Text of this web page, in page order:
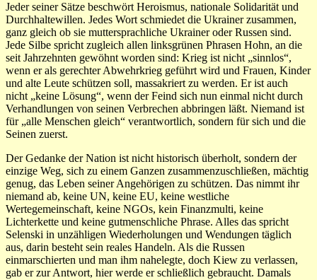
Jeder seiner Sätze beschwört Heroismus, nationale Solidarität und
Durchhaltewillen. Jedes Wort schmiedet die Ukrainer zusammen,
ganz gleich ob sie muttersprachliche Ukrainer oder Russen sind.
Jede Silbe spricht zugleich allen linksgrünen Phrasen Hohn, an die
seit Jahrzehnten gewöhnt worden sind: Krieg ist nicht „sinnlos“,
wenn er als gerechter Abwehrkrieg geführt wird und Frauen, Kinder
und alte Leute schützen soll, massakriert zu werden. Er ist auch
nicht „keine Lösung“, wenn der Feind sich nun einmal nicht durch
Verhandlungen von seinen Verbrechen abbringen läßt. Niemand ist
für „alle Menschen gleich“ verantwortlich, sondern für sich und die
Seinen zuerst.
Der Gedanke der Nation ist nicht historisch überholt, sondern der
einzige Weg, sich zu einem Ganzen zusammenzuschließen, mächtig
genug, das Leben seiner Angehörigen zu schützen. Das nimmt ihr
niemand ab, keine UN, keine EU, keine westliche
Wertegemeinschaft, keine NGOs, kein Finanzmulti, keine
Lichterkette und keine gutmenschliche Phrase. Alles das spricht
Selenski in unzähligen Wiederholungen und Wendungen täglich
aus, darin besteht sein reales Handeln. Als die Russen
einmarschierten und man ihm nahelegte, doch Kiew zu verlassen,
gab er zur Antwort, hier werde er schließlich gebraucht. Damals